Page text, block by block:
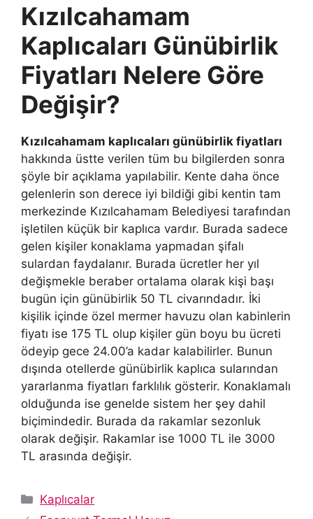
Kızılcahamam
Kaplıcaları Günübirlik
Fiyatları Nelere Göre
Değişir?
Kızılcahamam kaplıcaları günübirlik fiyatları
hakkında üstte verilen tüm bu bilgilerden sonra
şöyle bir açıklama yapılabilir. Kente daha önce
gelenlerin son derece iyi bildiği gibi kentin tam
merkezinde Kızılcahamam Belediyesi tarafından
işletilen küçük bir kaplıca vardır. Burada sadece
gelen kişiler konaklama yapmadan şifalı
sulardan faydalanır. Burada ücretler her yıl
değişmekle beraber ortalama olarak kişi başı
bugün için günübirlik 50 TL civarındadır. İki
kişilik içinde özel mermer havuzu olan kabinlerin
fiyatı ise 175 TL olup kişiler gün boyu bu ücreti
ödeyip gece 24.00’a kadar kalabilirler. Bunun
dışında otellerde günübirlik kaplıca sularından
yararlanma fiyatları farklılık gösterir. Konaklamalı
olduğunda ise genelde sistem her şey dahil
biçimindedir. Burada da rakamlar sezonluk
olarak değişir. Rakamlar ise 1000 TL ile 3000
TL arasında değişir.
Kategoriler
Kaplıcalar